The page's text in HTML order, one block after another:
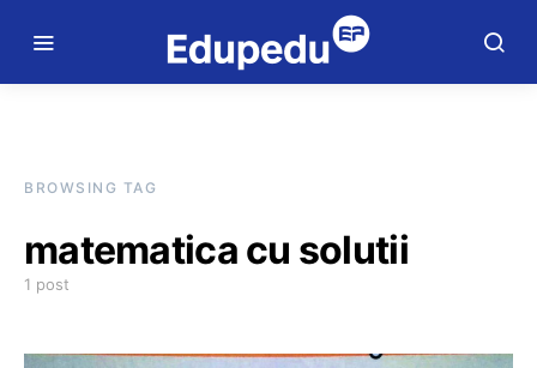
BROWSING TAG
matematica cu solutii
1 post